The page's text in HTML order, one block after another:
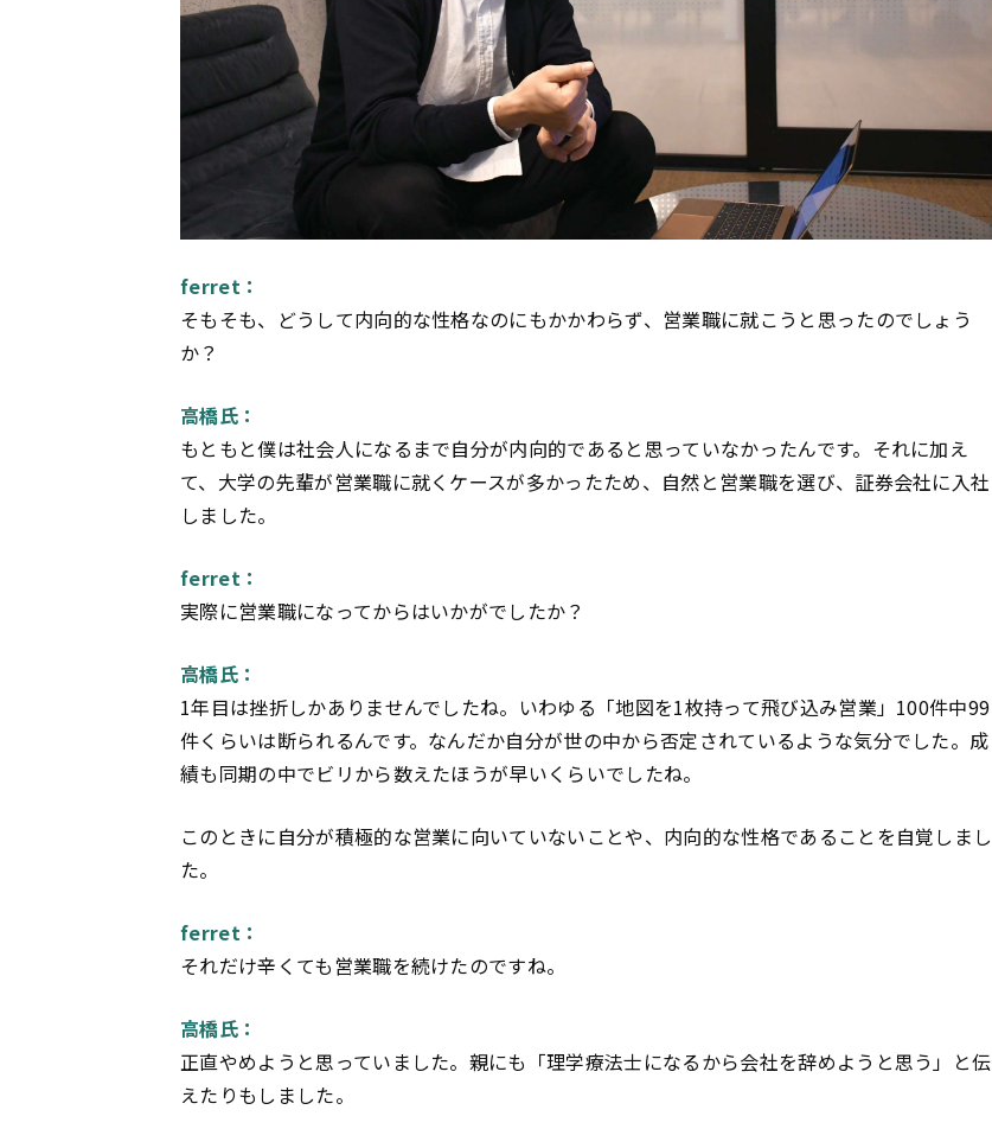
ferret：
そもそも、どうして内向的な性格なのにもかかわらず、営業職に就こうと思ったのでしょう
か？
高橋氏：
もともと僕は社会人になるまで自分が内向的であると思っていなかったんです。それに加え
て、大学の先輩が営業職に就くケースが多かったため、自然と営業職を選び、証券会社に入社
しました。
ferret：
実際に営業職になってからはいかがでしたか？
高橋氏：
1年目は挫折しかありませんでしたね。いわゆる「地図を1枚持って飛び込み営業」100件中99
件くらいは断られるんです。なんだか自分が世の中から否定されているような気分でした。成
績も同期の中でビリから数えたほうが早いくらいでしたね。
このときに自分が積極的な営業に向いていないことや、内向的な性格であることを自覚しまし
た。
ferret：
それだけ辛くても営業職を続けたのですね。
高橋氏：
正直やめようと思っていました。親にも「理学療法士になるから会社を辞めようと思う」と伝
えたりもしました。